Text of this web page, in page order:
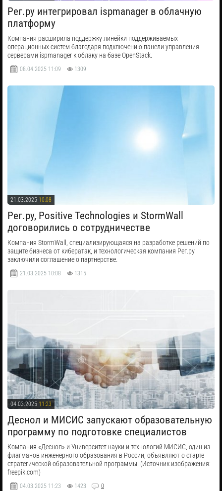
Рег.ру интегрировал ispmanager в облачную
платформу
​Компания расширила поддержку линейки поддерживаемых
операционных систем благодаря подключению панели управления
серверами ispmanager к облаку на базе OpenStack.
08.04.2025 11:09 1309
21.03.2025 10:08
​Рег.ру, Positive Technologies и StormWall
договорились о сотрудничестве
Компания StormWall, специализирующаяся на разработке решений по
защите бизнеса от кибератак, и технологическая компания Рег.ру
заключили соглашение о партнерстве.
21.03.2025 10:08 1315
04.03.2025 11:23
Деснол и МИСИС запускают образовательную
программу по подготовке специалистов
Компания «Деснол» и Университет науки и технологий МИСИС, один из
флагманов инженерного образования в России, объявляют о старте
стратегической образовательной программы. (Источник изображения:
freepik.com)
04.03.2025 11:23 1423 0